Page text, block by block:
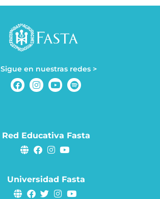
Sigue en nuestras redes >
Red Educativa Fasta
Universidad Fasta